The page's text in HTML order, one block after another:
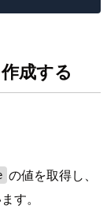
成する
の値を取得し、
す。